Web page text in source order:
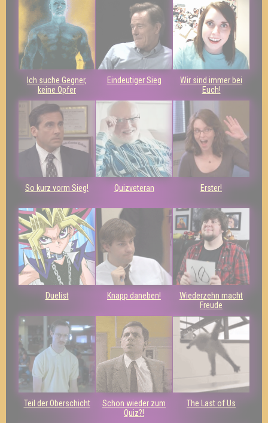
Ich suche Gegner,
keine Opfer
Eindeutiger Sieg
Wir sind immer bei
Euch!
So kurz vorm Sieg! Quizveteran Erster!
Duelist Knapp daneben!
Wiederzehn macht
Freude
Teil der Oberschicht
Schon wieder zum
Quiz?!
The Last of Us